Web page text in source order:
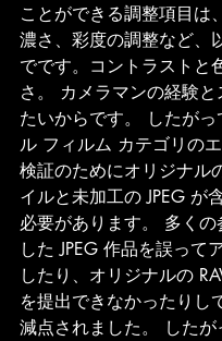
ことができる調整項目は
濃さ、彩度の調整など、
でです。コントラストと
さ。 カメラマンの経験と
たいからです。 したが
ル フィルム カテゴリのエ
検証のためにオリジナル
イルと未加工の JPEG が
必要があります。 多く
した JPEG 作品を誤って
したり、オリジナルの
を提出できなかったりし
減点されました。 したが